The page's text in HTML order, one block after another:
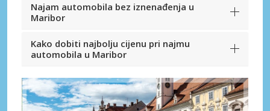
Najam automobila bez iznenađenja u
Maribor
Kako dobiti najbolju cijenu pri najmu
automobila u Maribor